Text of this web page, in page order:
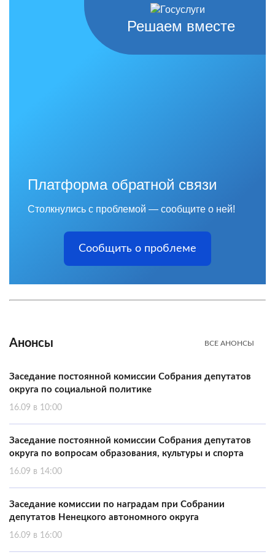
Решаем вместе
Платформа обратной связи
Столкнулись с проблемой — сообщите о ней!
Сообщить о проблеме
Анонсы ВСЕ АНОНСЫ
Заседание постоянной комиссии Собрания депутатов
округа по социальной политике
16.09 в 10:00
Заседание постоянной комиссии Собрания депутатов
округа по вопросам образования, культуры и спорта
16.09 в 14:00
Заседание комиссии по наградам при Собрании
депутатов Ненецкого автономного округа
16.09 в 16:00